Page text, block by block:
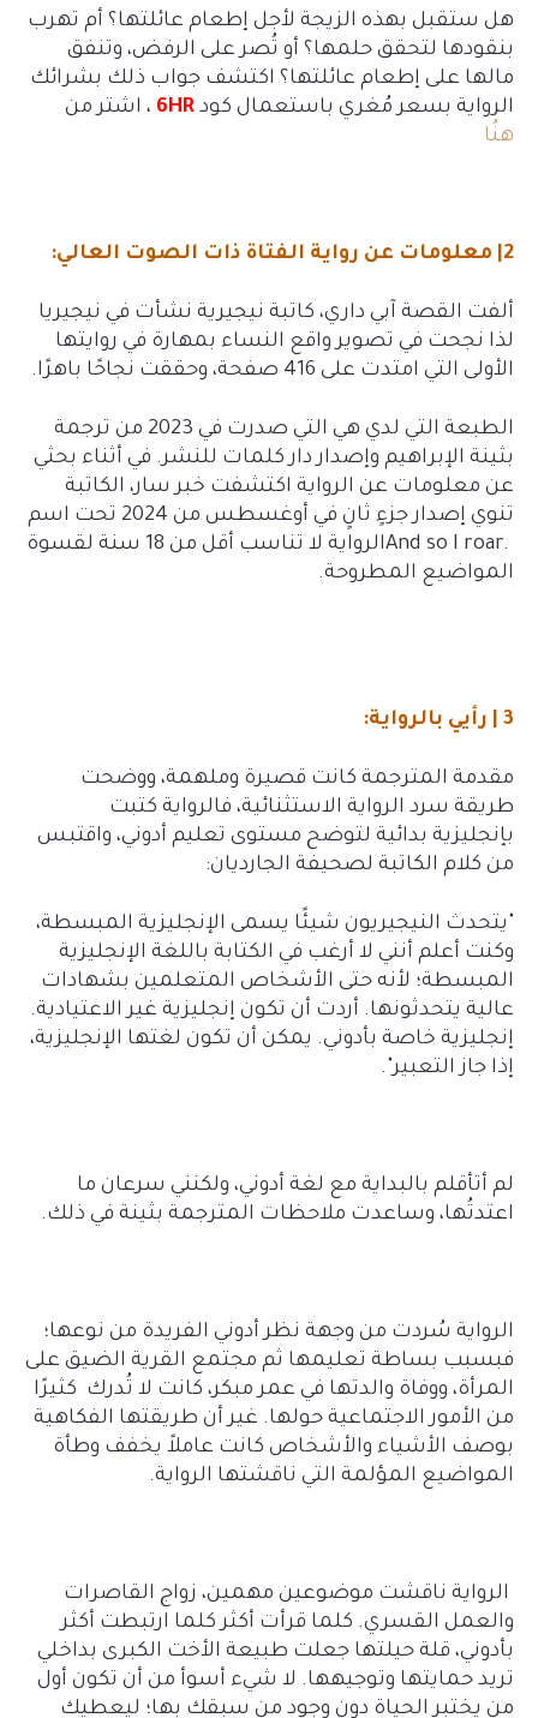
هل ستقبل بهذه الزيجة لأجل إطعام عائلتها؟ أم تهرب
بنقودها لتحقق حلمها؟ أو تُصر على الرفض، وتنفق
مالها على إطعام عائلتها؟ اكتشف جواب ذلك بشرائك
الرواية بسعر مُغري باستعمال كود 6HR ، اشتر من
هنُا
2| معلومات عن رواية الفتاة ذات الصوت العالي :
ألفت القصة آبي داري، كاتبة نيجيرية نشأت في نيجيريا
لذا نجحت في تصوير واقع النساء بمهارة في روايتها
الأولى التي امتدت على 416 صفحة، وحققت نجاحًا باهرًا
.
الطبعة التي لدي هي التي صدرت في 2023 من ترجمة
بثينة الإبراهيم وإصدار دار كلمات للنشر. في أثناء بحثي
عن معلومات عن الرواية اكتشفت خبر سار، الكاتبة
تنوي إصدار جزءٍ ثانٍ في أوغسطس من 2024 تحت اسم
And so I roar.
الرواية لا تناسب أقل من 18 سنة لقسوة
المواضيع المطروحة.
3 | رأيي بالرواية :
مقدمة المترجمة كانت قصيرة وملهمة، ووضحت
طريقة سرد الرواية الاستثنائية، فالرواية كتبت
بإنجليزية بدائية لتوضح مستوى تعليم أدوني، واقتبس
من كلام الكاتبة لصحيفة الجارديان:
"يتحدث النيجيريون شيئًا يسمى الإنجليزية المبسطة،
وكنت أعلم أنني لا أرغب في الكتابة باللغة الإنجليزية
المبسطة؛ لأنه حتى الأشخاص المتعلمين بشهادات
عالية يتحدثونها. أردت أن تكون إنجليزية غير الاعتيادية.
إنجليزية خاصة بأدوني. يمكن أن تكون لغتها الإنجليزية،
إذا جاز التعبير."
لم أتأقلم بالبداية مع لغة أدوني، ولكنني سرعان ما
اعتدتُها، وساعدت ملاحظات المترجمة بثينة في ذلك.
الرواية سُردت من وجهة نظر أدوني الفريدة من نوعها؛
فبسبب بساطة تعليمها ثم مجتمع القرية الضيق على
المرأة، ووفاة والدتها في عمر مبكر، كانت لا تُدرك كثيرًا
من الأمور الاجتماعية حولها. غير أن طريقتها الفكاهية
بوصف الأشياء والأشخاص كانت عاملاً يخفف وطأة
المواضيع المؤلمة التي ناقشتها الرواية.
الرواية ناقشت موضوعين مهمين، زواج القاصرات
والعمل القسري. كلما قرأت أكثر كلما ارتبطت أكثر
بأدوني، قلة حيلتها جعلت طبيعة الأخت الكبرى بداخلي
تريد حمايتها وتوجيهها. لا شيء أسوأ من أن تكون أول
من يختبر الحياة دون وجود من سبقك بها؛ ليعطيك